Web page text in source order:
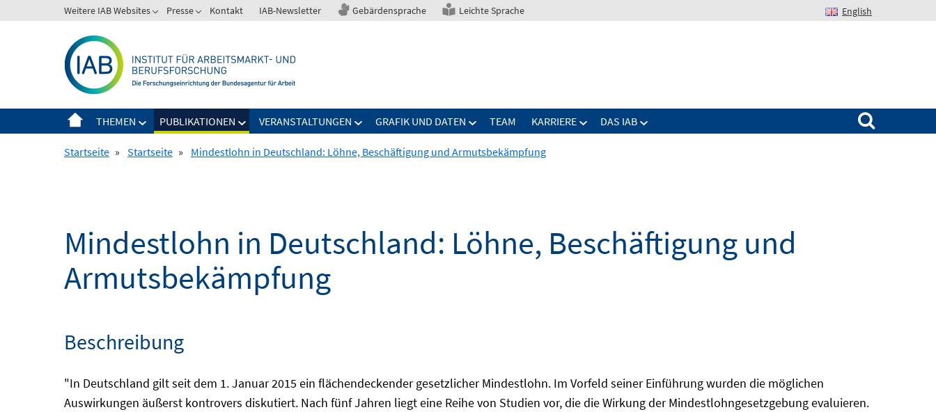
zum
Weitere IAB Websites Presse Kontakt IAB-Newsletter Gebärdensprache Leichte Sprache English
THEMEN PUBLIKATIONEN VERANSTALTUNGEN GRAFIK UND DATEN TEAM KARRIERE DAS IAB
Suchen nach:
Startseite » Startseite » Mindestlohn in Deutschland: Löhne, Beschäftigung und Armutsbekämpfung
Mindestlohn in Deutschland: Löhne, Beschäftigung und
Armutsbekämpfung
Beschreibung
"In Deutschland gilt seit dem 1. Januar 2015 ein flächendeckender gesetzlicher Mindestlohn. Im Vorfeld seiner Einführung wurden die möglichen
Auswirkungen äußerst kontrovers diskutiert. Nach fünf Jahren liegt eine Reihe von Studien vor, die die Wirkung der Mindestlohngesetzgebung evaluieren.